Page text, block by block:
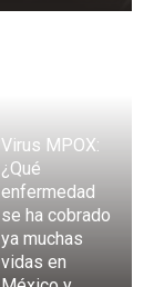
Virus MPOX:
¿Qué
enfermedad
se ha cobrado
ya muchas
vidas en